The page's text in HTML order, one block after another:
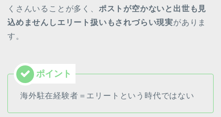
くさんいることが多く、 ポストが空かないと出世も見
込めませんしエリート扱いもされづらい現実がありま
す。
海外駐在経験者＝エリートという時代ではない